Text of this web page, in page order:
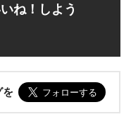
ね！しよう